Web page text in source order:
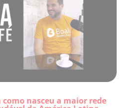
como nasceu a maior rede